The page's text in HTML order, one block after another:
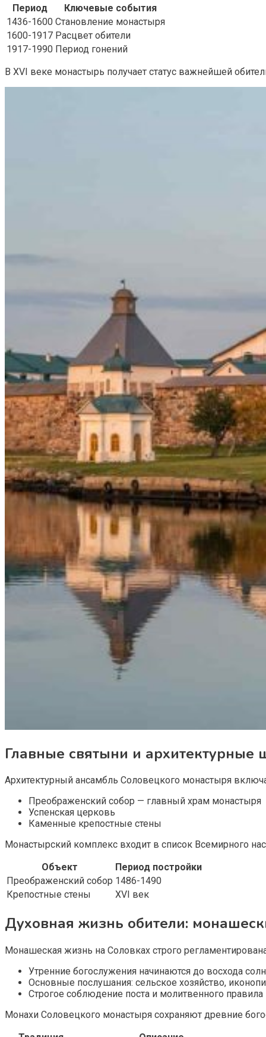
Период
Ключевые события
1436-1600 Становление монастыря
1600-1917 Расцвет обители
1917-1990 Период гонений
В XVI веке монастырь получает статус важнейшей
Главные святыни и
Архитектурный ансамбль Соловецкого монастыря
Преображенский собор — главный храм монастыря
Успенская церковь
Каменные крепостные стены
Монастырский комплекс входит в список Всемирного
Объект
Период постройки
Преображенский собор 1486-1490
Крепостные стены
XVI век
Духовная жизнь обители:
Монашеская жизнь на Соловках строго
Утренние богослужения начинаются до восхода
Основные послушания: сельское хозяйство,
Строгое соблюдение поста и молитвенного правила
Монахи Соловецкого монастыря сохраняют древние